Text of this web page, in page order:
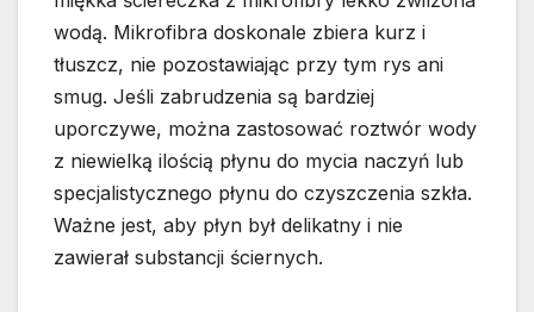
wodą. Mikrofibra doskonale zbiera kurz i
tłuszcz, nie pozostawiając przy tym rys ani
smug. Jeśli zabrudzenia są bardziej
uporczywe, można zastosować roztwór wody
z niewielką ilością płynu do mycia naczyń lub
specjalistycznego płynu do czyszczenia szkła.
Ważne jest, aby płyn był delikatny i nie
zawierał substancji ściernych.